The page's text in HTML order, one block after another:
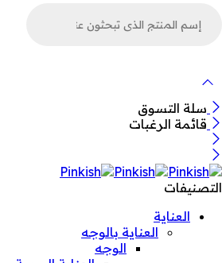
سلة التسوق
قائمة الرغبات
التصنيفات
العناية
العناية بالوجه
الوجه